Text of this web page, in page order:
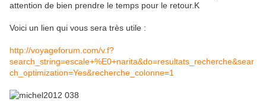
attention de bien prendre le temps pour le retour.K
Voici un lien qui vous sera très utile :
http://voyageforum.com/v.f?
search_string=escale+%E0+narita&do=resultats_recherche&sear
ch_optimization=Yes&recherche_colonne=1